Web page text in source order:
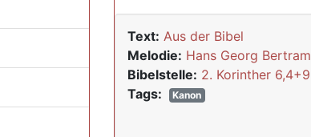
Text: Aus der Bibel
Melodie: Hans Georg Bertram
Bibelstelle: 2. Korinther 6,4+9
Tags:
Kanon